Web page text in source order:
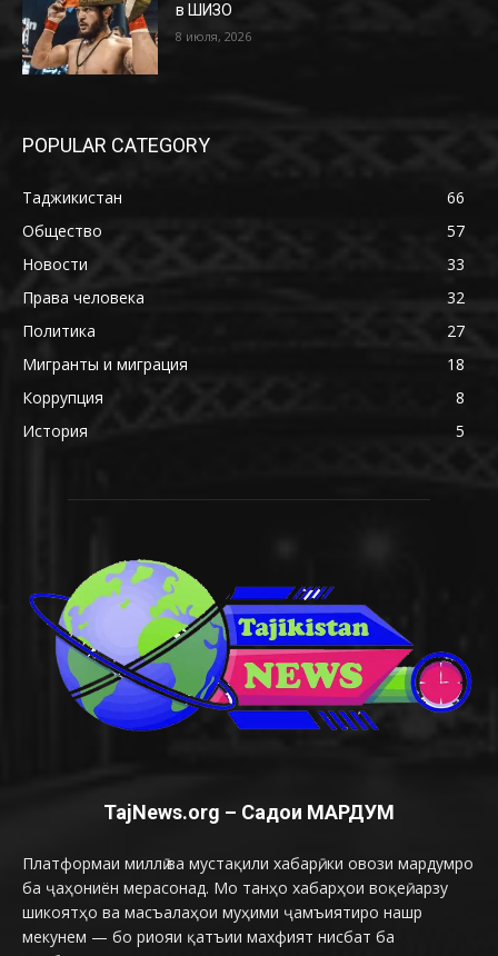
в ШИЗО
8 июля, 2026
POPULAR CATEGORY
Таджикистан
66
Общество
57
Новости
33
Права человека
32
Политика
27
Мигранты и миграция
18
Коррупция
8
История
5
TajNews.org – Садои МАРДУМ
Платформаи миллӣ ва мустақили хабарӣ, ки овози мардумро
ба ҷаҳониён мерасонад. Мо танҳо хабарҳои воқеӣ, арзу
шикоятҳо ва масъалаҳои муҳими ҷамъиятиро нашр
мекунем — бо риояи қатъии махфият нисбат ба